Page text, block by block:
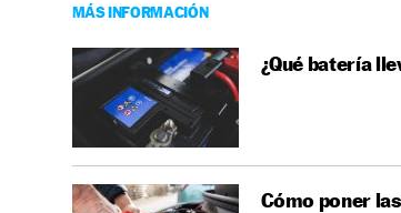
MÁS INFORMACIÓN
¿Qué batería
Cómo poner